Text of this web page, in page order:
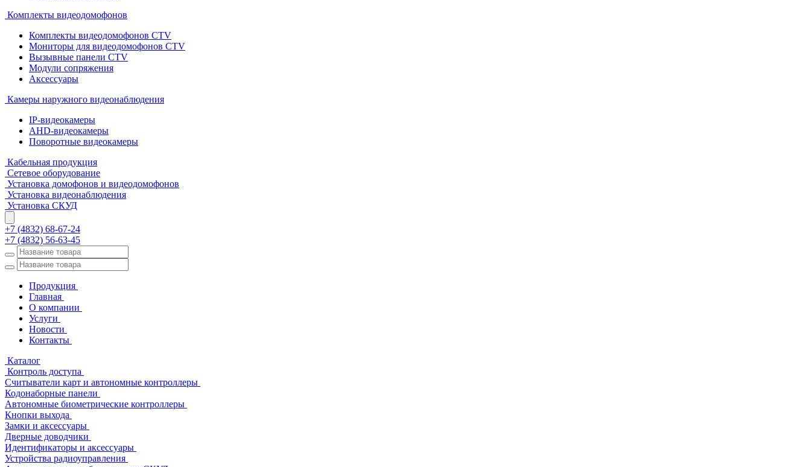
Комплекты видеодомофонов
Комплекты видеодомофонов CTV
Мониторы для видеодомофонов CTV
Вызывные панели CTV
Модули сопряжения
Аксессуары
Камеры наружного видеонаблюдения
IP-видеокамеры
AHD-видеокамеры
Поворотные видеокамеры
Кабельная продукция
Сетевое оборудование
Установка домофонов и видеодомофонов
Установка видеонаблюдения
Установка СКУД
+7 (4832) 68-67-24
+7 (4832) 56-63-45
Продукция
Главная
О компании
Услуги
Новости
Контакты
Каталог
Контроль доступа
Считыватели карт и автономные контроллеры
Кодонаборные панели
Автономные биометрические контроллеры
Кнопки выхода
Замки и аксессуары
Дверные доводчики
Идентификаторы и аксессуары
Устройства радиоуправления